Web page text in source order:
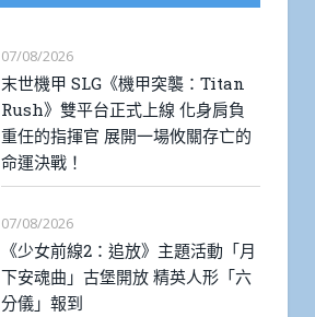
07/08/2026
末世機甲 SLG《機甲突襲：Titan
Rush》雙平台正式上線 化身肩負
重任的指揮官 展開一場攸關存亡的
命運決戰！
07/08/2026
《少女前線2：追放》主題活動「月
下安魂曲」古堡開放 精英人形「六
分儀」報到